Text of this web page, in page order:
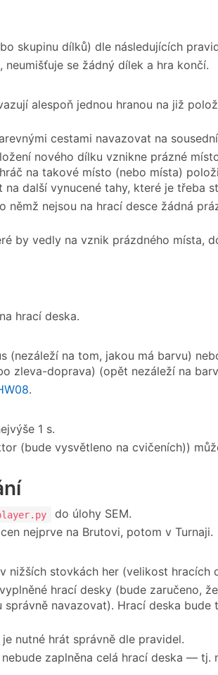
skupinu dílků) dle následujících
neumišťuje se žádný dílek a hra končí.
alespoň jednou hranou na již
cestami navazovat na
nového dílku vznikne prázné
na takové místo (nebo místa)
na další vynucené tahy, které je třeba
němž nejsou na hrací desce žádná
by vedly na vznik prázdného místa,
hrací deska.
(nezáleží na tom, jakou má barvu)
zleva-doprava) (opět nezáleží na
.
1 s.
(bude vysvětleno na cvičeních))
do úlohy SEM.
nejprve na Brutovi, potom v Turnaji.
nižších stovkách her (velikost hracích
hrací desky (bude zaručeno,
navazovat). Hrací deska
nutné hrát správně dle pravidel.
zaplněna celá hrací deska —